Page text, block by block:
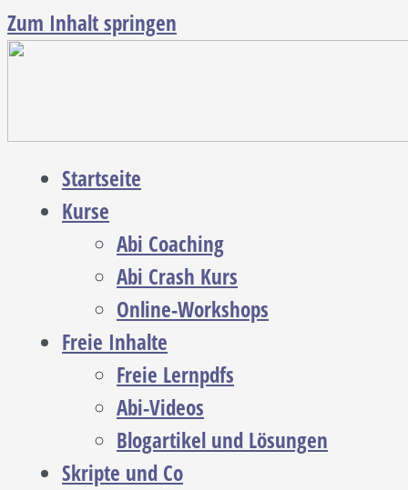
Zum Inhalt springen
Startseite
Kurse
Abi Coaching
Abi Crash Kurs
Online-Workshops
Freie Inhalte
Freie Lernpdfs
Abi-Videos
Blogartikel und Lösungen
Skripte und Co